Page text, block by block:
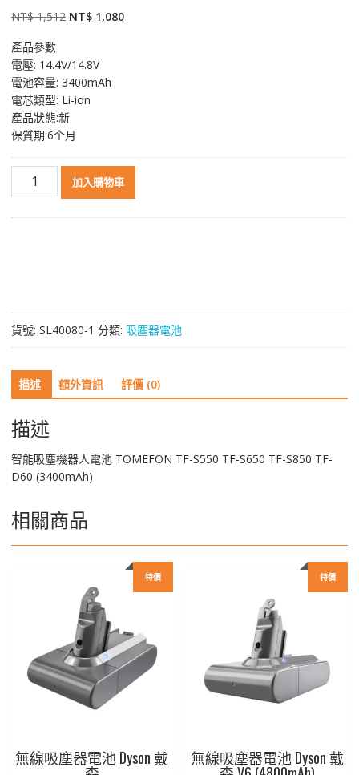
NT$1,512 原
格：
NT$ 1,512。
NT$1,080目
產品參數
電壓: 14.4V/14.8V
電池容量: 3400mAh
電芯類型: Li-ion
產品狀態:新
保質期:6个月
池
TOMEFON
TF-
S550
TF-
S650
TF-
S850
TF-
D60
數
量
加入購物車
貨號: SL40080-1 分類: 吸塵器電池
描述 額外資訊 評價 (0)
描述
智能吸塵機器人電池 TOMEFON TF-S550 TF-S650 TF-S850 TF-
D60 (3400mAh)
相關商品
特價
無線吸塵器電池 Dyson 戴
特價
無線吸塵器電池 Dyson 戴